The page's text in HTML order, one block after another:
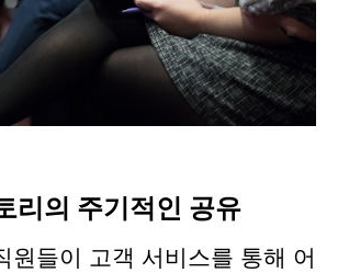
리의 주기적인 공유
원들이 고객 서비스를 통해 어